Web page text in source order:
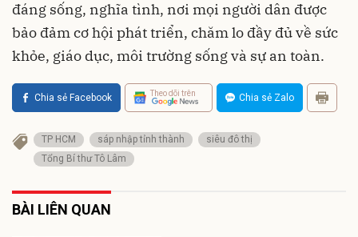
đáng sống, nghĩa tình, nơi mọi người dân được
bảo đảm cơ hội phát triển, chăm lo đầy đủ về sức
khỏe, giáo dục, môi trường sống và sự an toàn.
Chia sẻ Facebook Theo dõi trên Chia sẻ Zalo
TP HCM sáp nhập tỉnh thành
siêu đô thị
Tổng Bí thư Tô Lâm
BÀI LIÊN QUAN